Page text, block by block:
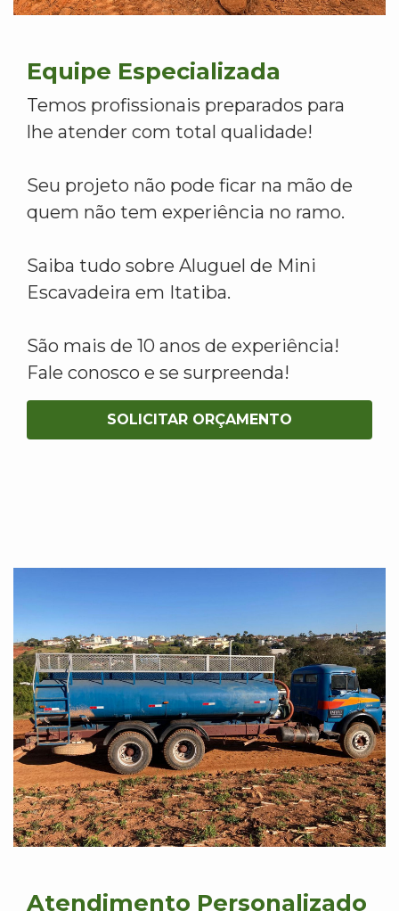
Equipe Especializada
Temos profissionais preparados para
lhe atender com total qualidade!
Seu projeto não pode ficar na mão de
quem não tem experiência no ramo.
Saiba tudo sobre Aluguel de Mini
Escavadeira em Itatiba.
São mais de 10 anos de experiência!
Fale conosco e se surpreenda!
SOLICITAR ORÇAMENTO
Atendimento Personalizado